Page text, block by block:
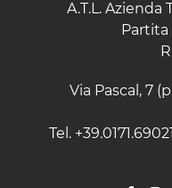
A.T.L. Azienda
Partita
Via Pascal, 7
Tel.